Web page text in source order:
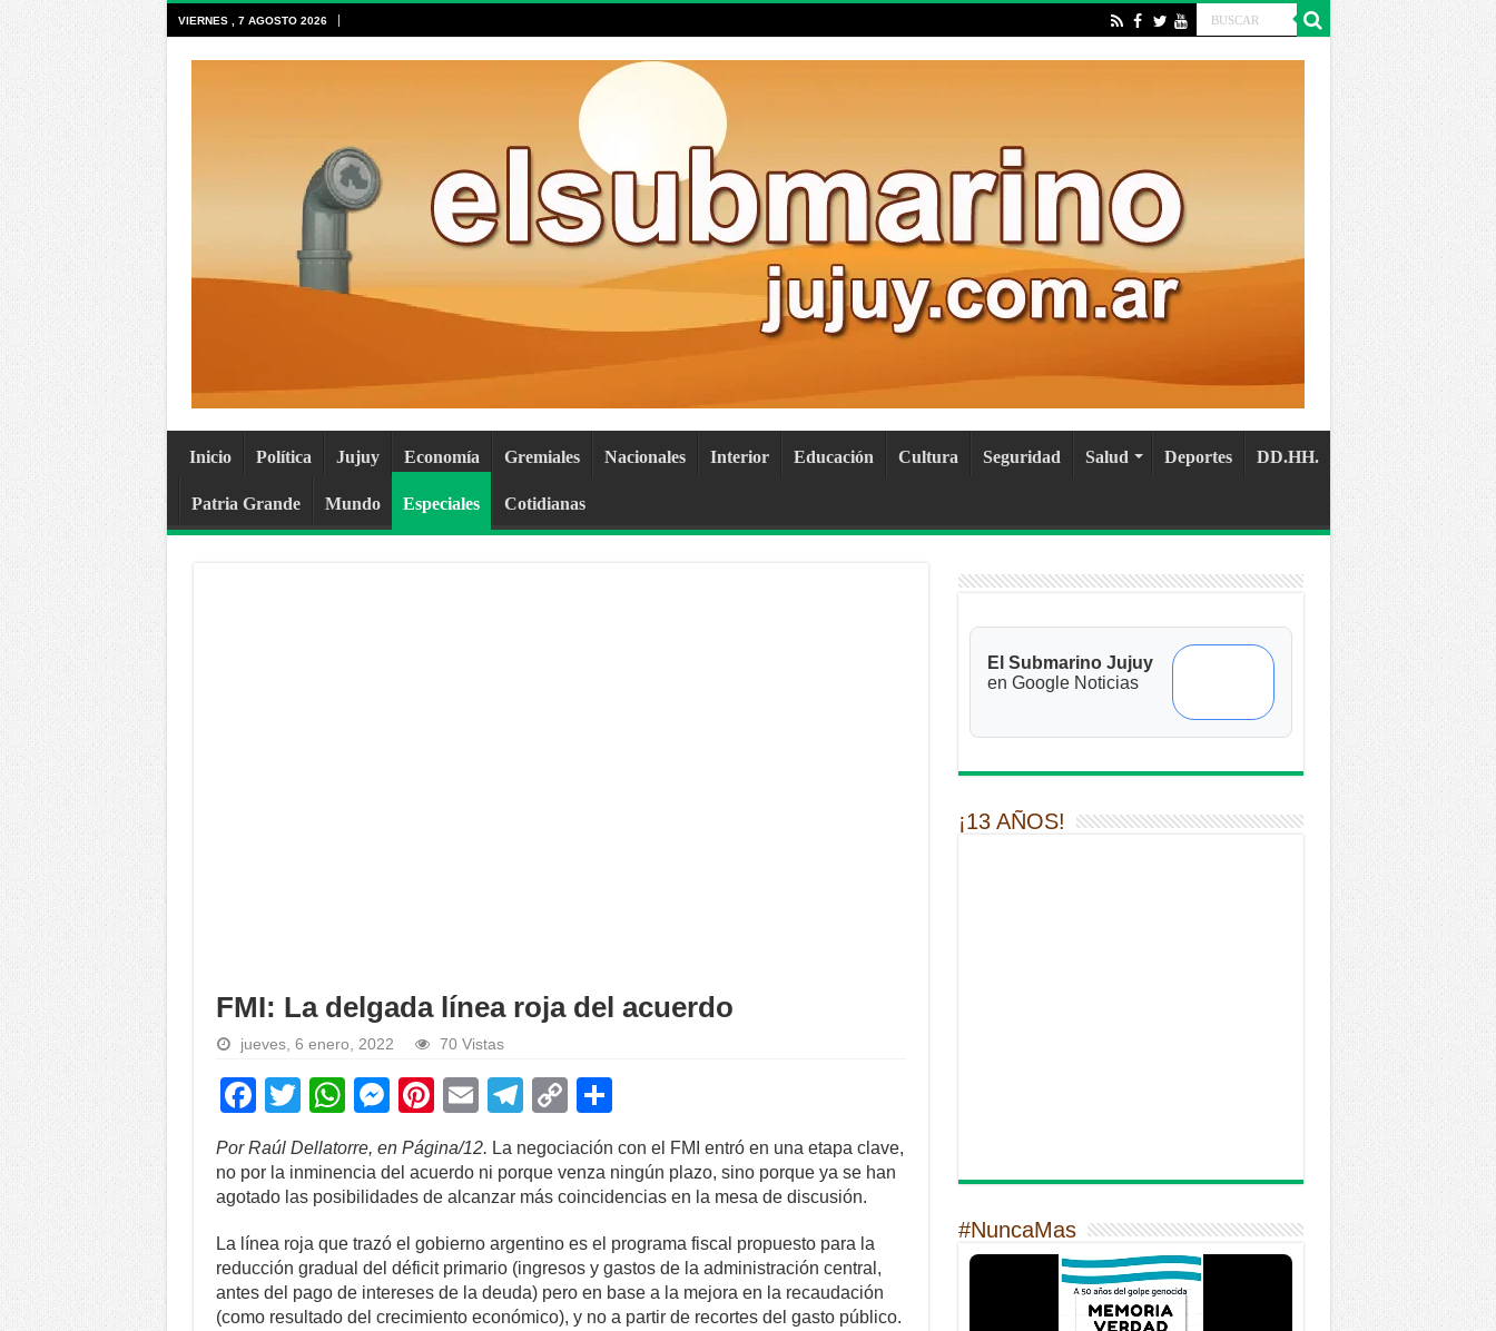
VIERNES , 7 AGOSTO 2026
Inicio Política Jujuy Economía Gremiales Nacionales Interior Educación Cultura Seguridad Salud Deportes DD.HH.
Patria Grande Mundo Especiales Cotidianas
FMI: La delgada línea roja del acuerdo
jueves, 6 enero, 2022 70 Vistas
F
a
c
e
b
o
o
T
wi
tt
er
W
at
s
A
p
p
M
e
ss
e
n
g
er
Pi
nt
er
e
st
E
m
ail
T
e
gr
a
m
C
o
p
y
Li
n
k
ar
e
Por Raúl Dellatorre, en Página/12. La negociación con el FMI entró en una etapa clave,
no por la inminencia del acuerdo ni porque venza ningún plazo, sino porque ya se han
agotado las posibilidades de alcanzar más coincidencias en la mesa de discusión.
La línea roja que trazó el gobierno argentino es el programa fiscal propuesto para la
reducción gradual del déficit primario (ingresos y gastos de la administración central,
antes del pago de intereses de la deuda) pero en base a la mejora en la recaudación
(como resultado del crecimiento económico), y no a partir de recortes del gasto público.
El Submarino Jujuy
en Google Noticias
¡13 AÑOS!
#NuncaMas